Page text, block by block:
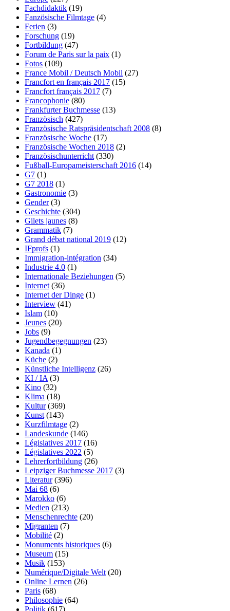
Fachdidaktik (19)
Fanzösische Filmtage (4)
Ferien (3)
Forschung (19)
Fortbildung (47)
Forum de Paris sur la paix (1)
Fotos (109)
France Mobil / Deutsch Mobil (27)
Francfort en français 2017 (15)
Francfort français 2017 (7)
Francophonie (80)
Frankfurter Buchmesse (13)
Französisch (427)
Französische Ratspräsidentschaft 2008 (8)
Französische Woche (17)
Französische Wochen 2018 (2)
Französischunterricht (330)
Fußball-Europameisterschaft 2016 (14)
G7 (1)
G7 2018 (1)
Gastronomie (3)
Gender(3)
Geschichte (304)
Gilets jaunes (8)
Grammatik (7)
Grand débat national 2019 (12)
IFprofs (1)
Immigration-intégration (34)
Industrie 4.0 (1)
Internationale Beziehungen (5)
Internet (36)
Internet der Dinge (1)
Interview (41)
Islam (10)
Jeunes (20)
Jobs (9)
Jugendbegegnungen (23)
Kanada (1)
Küche (2)
Künstliche Intelligenz (26)
KI / IA (3)
Kino (32)
Klima (18)
Kultur(369)
Kunst (143)
Kurzfilmtage (2)
Landeskunde (146)
Législatives 2017 (16)
Législatives 2022 (5)
Lehrerfortbildung (26)
Leipziger Buchmesse 2017 (3)
Literatur(396)
Mai 68 (6)
Marokko (6)
Medien (213)
Menschenrechte (20)
Migranten (7)
Mobilité (2)
Monuments historiques (6)
Museum (15)
Musik (153)
Numérique/Digitale Welt (20)
Online Lernen (26)
Paris (68)
Philosophie (64)
Politik (617)